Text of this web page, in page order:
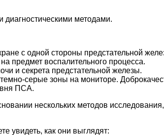
диагностическими методами.
с одной стороны предстательной
предмет воспалительного процесса.
и секрета предстательной железы.
серые зоны на мониторе.
ПСА.
нескольких методов
увидеть, как они выглядят: